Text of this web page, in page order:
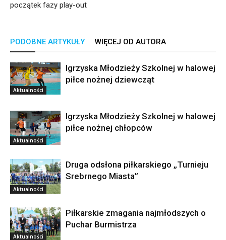
początek fazy play-out
PODOBNE ARTYKUŁY WIĘCEJ OD AUTORA
Aktualności
Igrzyska Młodzieży Szkolnej w halowej
piłce nożnej dziewcząt
Aktualności
Igrzyska Młodzieży Szkolnej w halowej
piłce nożnej chłopców
Aktualności
Druga odsłona piłkarskiego „Turnieju
Srebrnego Miasta”
Aktualności
Piłkarskie zmagania najmłodszych o
Puchar Burmistrza